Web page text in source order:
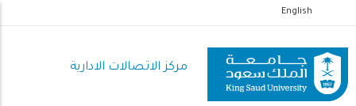
إلى
المحتوى
الرئيسي
English
مركز الاتصالات الادارية